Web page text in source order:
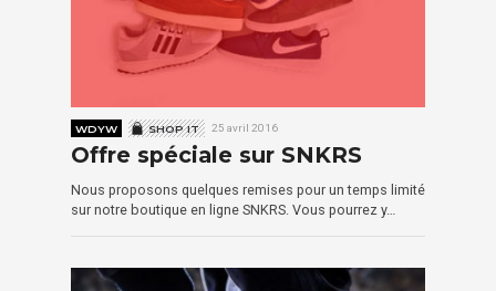
WDYW SHOP IT 25 avril 2016
Offre spéciale sur SNKRS
Nous proposons quelques remises pour un temps limité
sur notre boutique en ligne SNKRS. Vous pourrez y…